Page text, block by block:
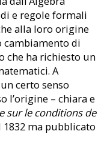
e regole formali
alla loro origine
cambiamento di
che ha richiesto un
A
certo senso
l’origine – chiara e
sur le conditions de
ma pubblicato